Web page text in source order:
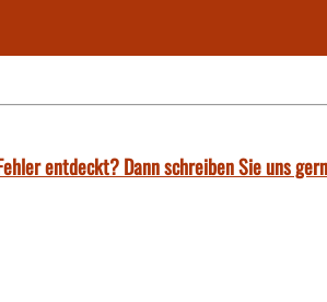
entdeckt? Dann schreiben Sie uns